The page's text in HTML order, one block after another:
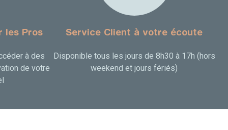
les Pros
à des
de votre
Service Client à votre écoute
Disponible tous les jours de 8h30 à 17h (hors
weekend et jours fériés)